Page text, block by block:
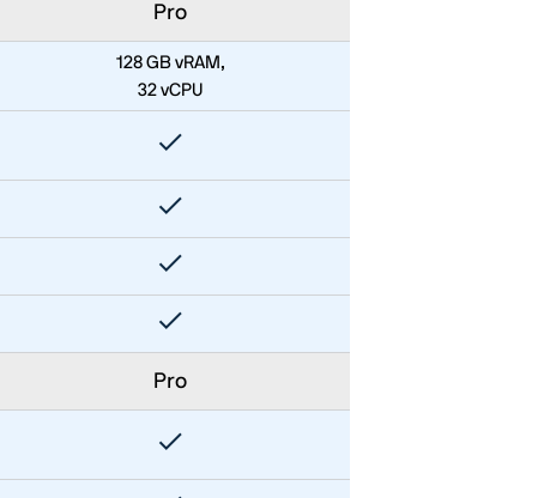
Pro
128 GB vRAM,
32 vCPU
Pro